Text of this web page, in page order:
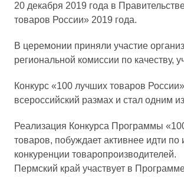
20 декабря 2019 года в
товаров России» 2019 года.
В церемонии приняли участие
региональной комиссии по качеству,
Конкурс «100 лучших товаров
всероссийский размах и стал одним
Реализация Конкурса Программы
товаров, побуждает активнее идти
конкуренции товаропроизводителей.
Пермский край участвует в